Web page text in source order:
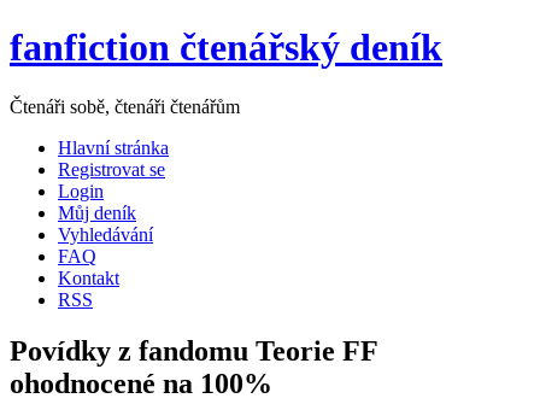
fanfiction čtenářský deník
Čtenáři sobě, čtenáři čtenářům
Hlavní stránka
Registrovat se
Login
Můj deník
Vyhledávání
FAQ
Kontakt
RSS
Povídky z fandomu Teorie FF
ohodnocené na 100%